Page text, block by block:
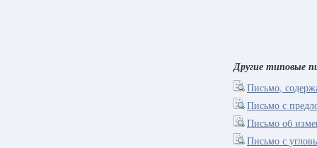
Другие типовые
Письмо,
Письмо с
Письмо об
Письмо с